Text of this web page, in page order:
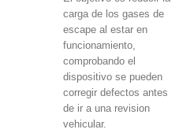
carga de los gases de
escape al estar en
funcionamiento,
comprobando el
dispositivo se pueden
corregir defectos antes
de ir a una revision
vehicular.